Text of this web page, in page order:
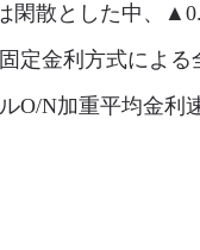
閑散とした中、
定金利方式によ
O/N加重平均金